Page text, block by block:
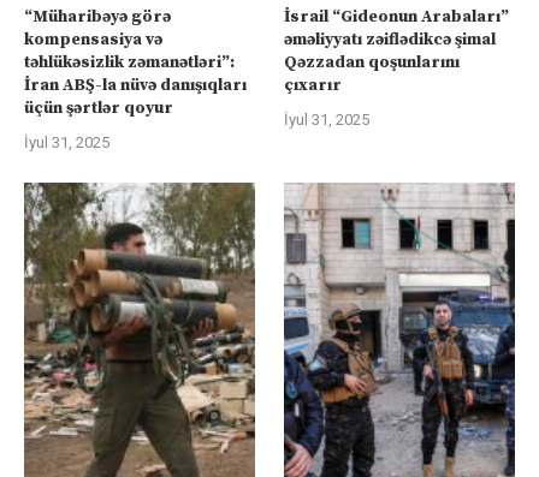
“Müharibəyə görə
kompensasiya və
təhlükəsizlik zəmanətləri”:
İran ABŞ-la nüvə danışıqları
üçün şərtlər qoyur
İyul 31, 2025
İsrail “Gideonun Arabaları”
əməliyyatı zəiflədikcə şimal
Qəzzadan qoşunlarını
çıxarır
İyul 31, 2025